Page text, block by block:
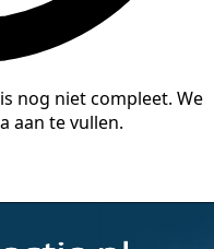
nog niet compleet. We
aan te vullen.